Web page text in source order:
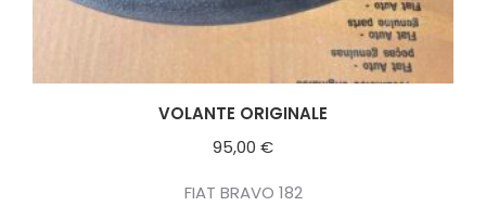
VOLANTE ORIGINALE
95,00 €
FIAT BRAVO 182